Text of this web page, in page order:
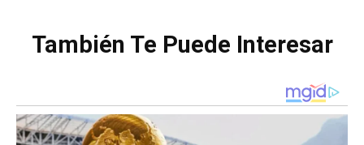
También Te Puede Interesar